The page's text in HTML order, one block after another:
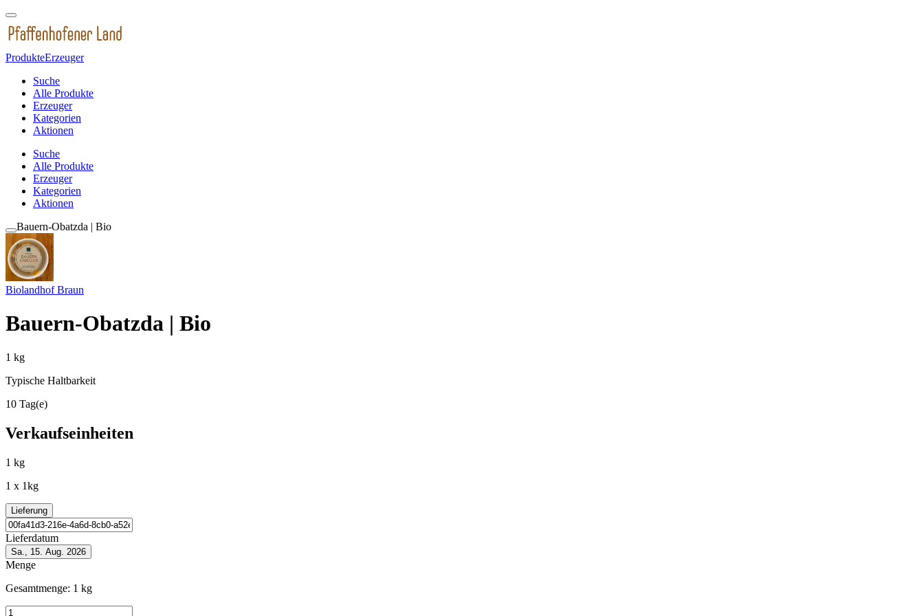
ProdukteErzeuger
Suche
Alle Produkte
Erzeuger
Kategorien
Aktionen
Suche
Alle Produkte
Erzeuger
Kategorien
Aktionen
Bauern-Obatzda | Bio
Biolandhof Braun
Bauern-Obatzda | Bio
1 kg
Typische Haltbarkeit
10 Tag(e)
Verkaufseinheiten
1 kg
1 x 1kg
Lieferung
Lieferdatum
Sa., 15. Aug. 2026
Menge
Gesamtmenge: 1 kg